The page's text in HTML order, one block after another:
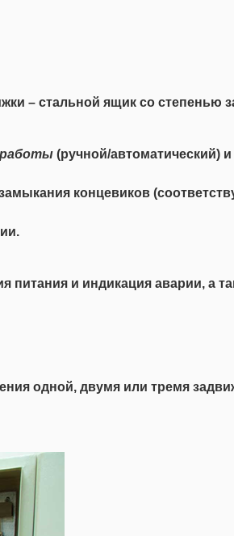
– стальной ящик со степенью
работы (ручной/автоматический)
концевиков
и индикация аварии, а
одной, двумя или тремя